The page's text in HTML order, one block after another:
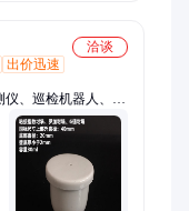
洽谈
出价迅速
、巡检机器人、消
打药喷雾机、传感
子秤、砌筑升降平
、打标机、裁剪
防爆风机